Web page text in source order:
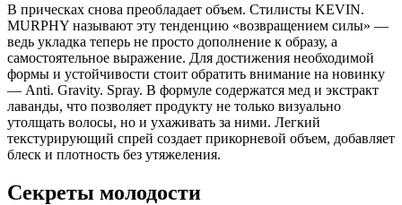
В прическах снова преобладает объем. Стилисты KEVIN.
MURPHY называют эту тенденцию «возвращением силы» —
ведь укладка теперь не просто дополнение к образу, а
самостоятельное выражение. Для достижения необходимой
формы и устойчивости стоит обратить внимание на новинку
— Anti. Gravity. Spray. В формуле содержатся мед и экстракт
лаванды, что позволяет продукту не только визуально
утолщать волосы, но и ухаживать за ними. Легкий
текстурирующий спрей создает прикорневой объем, добавляет
блеск и плотность без утяжеления.
Секреты молодости